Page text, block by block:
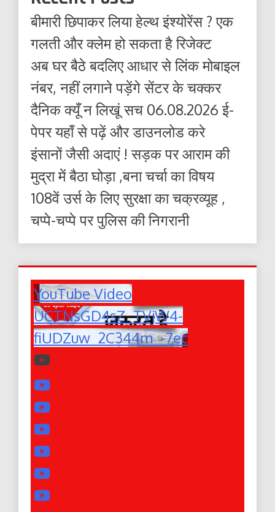
बीमारी छिपाकर लिया हेल्थ इंश्योरेंस ? एक
गलती और क्लेम हो सकता है रिजेक्ट
अब घर बैठे बदलिए आधार से लिंक मोबाइल
नंबर, नहीं लगाने पड़ेंगे सेंटर के चक्कर
दैनिक क्यूँ न लिखूं सच 06.08.2026 ई-
पेपर यहाँ से पढ़ें और डाउनलोड करे
इंसानों जैसी अदाएं ! सड़क पर आराम की
मुद्रा में बैठा घोड़ा ,बना चर्चा का विषय
108वें उर्स के लिए सुरक्षा का चक्रव्यूह ,
चप्पे-चप्पे पर पुलिस की निगरानी
YouTube Video
UCTNsGD4sZ_TVjW4-
fiUDZuw_2C344m_-7ec